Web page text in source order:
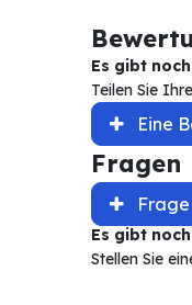
Es gibt
Teilen Sie
Eine
Fragen
Es gibt
Stellen Sie